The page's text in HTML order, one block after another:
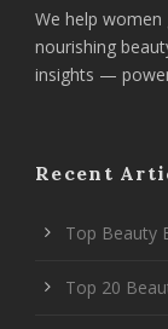
We help
nourishing
insights —
Recent
Top Beauty
Top 20